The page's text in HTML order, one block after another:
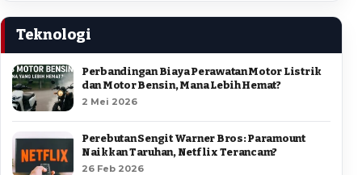
Teknologi
Perbandingan Biaya Perawatan Motor Listrik
dan Motor Bensin, Mana Lebih Hemat?
2 Mei 2026
Perebutan Sengit Warner Bros: Paramount
Naikkan Taruhan, Netflix Terancam?
26 Feb 2026